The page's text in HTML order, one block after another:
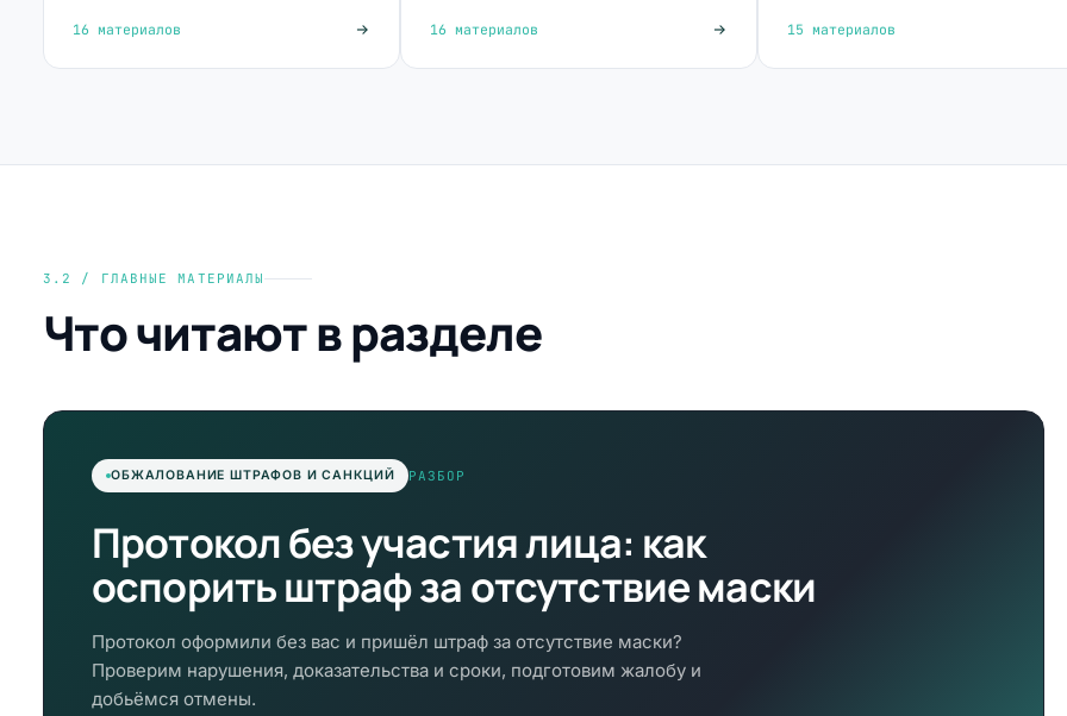
16 материалов 16 материалов 15 материалов
3.2 / ГЛАВНЫЕ МАТЕРИАЛЫ
Что читают в разделе
ОБЖАЛОВАНИЕ ШТРАФОВ И САНКЦИЙ РАЗБОР
Протокол без участия лица: как
оспорить штраф за отсутствие маски
Протокол оформили без вас и пришёл штраф за отсутствие маски?
Проверим нарушения, доказательства и сроки, подготовим жалобу и
добьёмся отмены.